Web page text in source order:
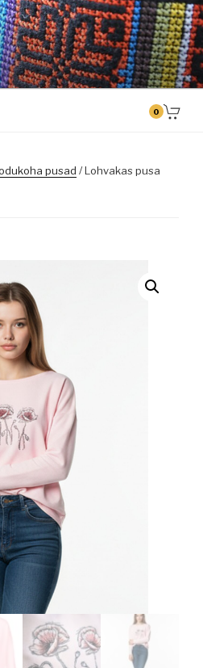
riietele tikkimine, kodukoha pusad,
0
pusad / Lohvakas pusa